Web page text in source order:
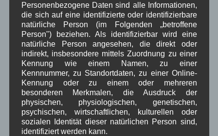
Mai 2024(4)
April 2024(5)
März 2024(4)
Februar 2024
(4)
Januar 2024(5)
Dezember 2023(8)
November 2023
(5)
Oktober 2023(8)
September 2023(8)
August 2023 (4)
Juli 2023 (8)
Juni 2023(7)
Mai 2023(8)
Personenbezogene Daten sind alle Informationen,
die sich auf eine identifizierte oder identifizierbare
natürliche Person (im Folgenden „betroffene
Person") beziehen. Als identifizierbar wird eine
natürliche Person angesehen, die direkt oder
indirekt, insbesondere mittels Zuordnung zu einer
Kennung wie einem Namen, zu einer
Kennnummer, zu Standortdaten, zu einer Online-
Kennung oder zu einem oder mehreren
besonderen Merkmalen, die Ausdruck der
physischen, physiologischen, genetischen,
psychischen, wirtschaftlichen, kulturellen oder
sozialen Identität dieser natürlichen Person sind,
identifiziert werden kann.